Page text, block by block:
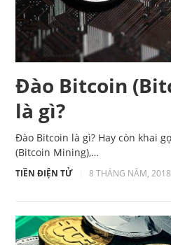
Đào Bitcoin
là gì?
Đào Bitcoin là gì? Hay còn khai
(Bitcoin Mining),…
TIỀN ĐIỆN TỬ 8 THÁNG NĂM, 2018